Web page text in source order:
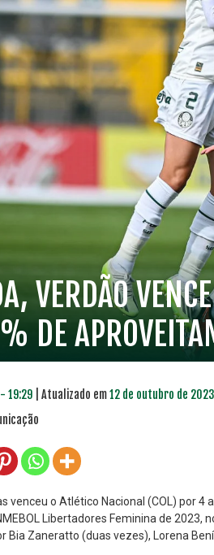
VERDÃO
DE
19:29 | Atualizado em12 de outubro de
venceu o Atlético Nacional (COL) por
Libertadores Feminina de 2023,
Bia Zaneratto (duas vezes), Lorena
PLANO